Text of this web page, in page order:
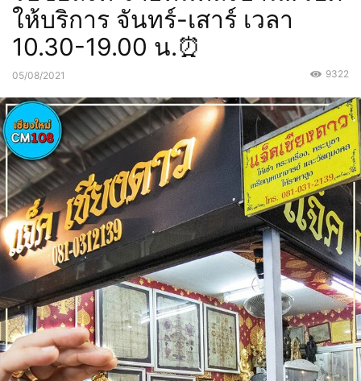
ให้บริการ จันทร์-เสาร์ เวลา
10.30-19.00 น.⏰
05/08/2021 9322